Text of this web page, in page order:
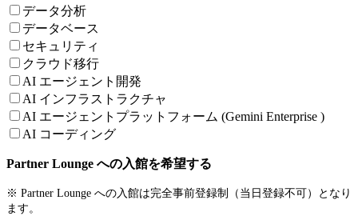
データ分析
データベース
セキュリティ
クラウド移行
AI エージェント開発
AI インフラストラクチャ
AI エージェントプラットフォーム (Gemini Enterprise )
AI コーディング
Partner Lounge への入館を希望する
※ Partner Lounge への入館は完全事前登録制（当日登録不可）となり
ます。